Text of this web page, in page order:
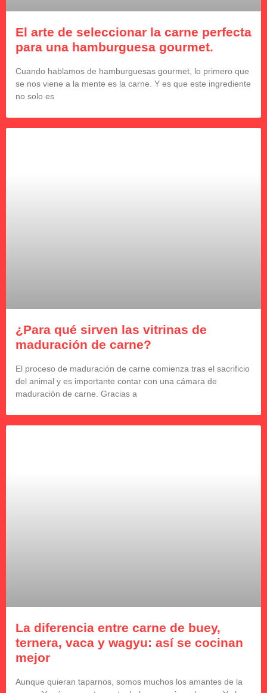
El arte de seleccionar la carne perfecta
para una hamburguesa gourmet.
Cuando hablamos de hamburguesas gourmet, lo primero que
se nos viene a la mente es la carne. Y es que este ingrediente
no solo es
¿Para qué sirven las vitrinas de
maduración de carne?
El proceso de maduración de carne comienza tras el sacrificio
del animal y es importante contar con una cámara de
maduración de carne. Gracias a
La diferencia entre carne de buey,
ternera, vaca y wagyu: así se cocinan
mejor
Aunque quieran taparnos, somos muchos los amantes de la